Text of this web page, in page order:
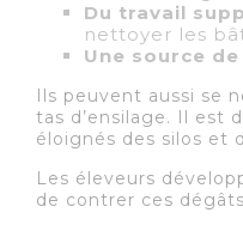
Du travail
nettoyer les
Une source
Ils peuvent aussi se
tas d’ensilage. Il est
éloignés des silos et
Les éleveurs
de contrer ces